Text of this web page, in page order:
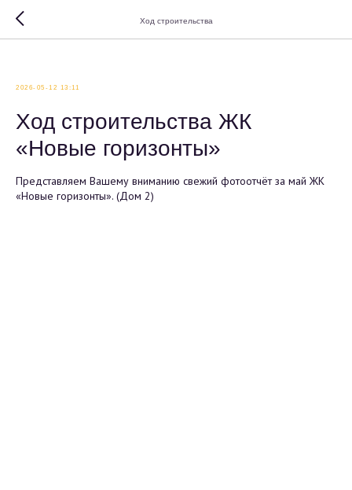
Ход строительства
2026-05-12 13:11
Ход строительства ЖК
«Новые горизонты»
Представляем Вашему вниманию свежий фотоотчёт за май ЖК
«Новые горизонты». (Дом 2)